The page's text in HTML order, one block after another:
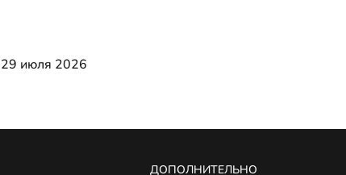
29 июля 2026
ДОПОЛНИТЕЛЬНО